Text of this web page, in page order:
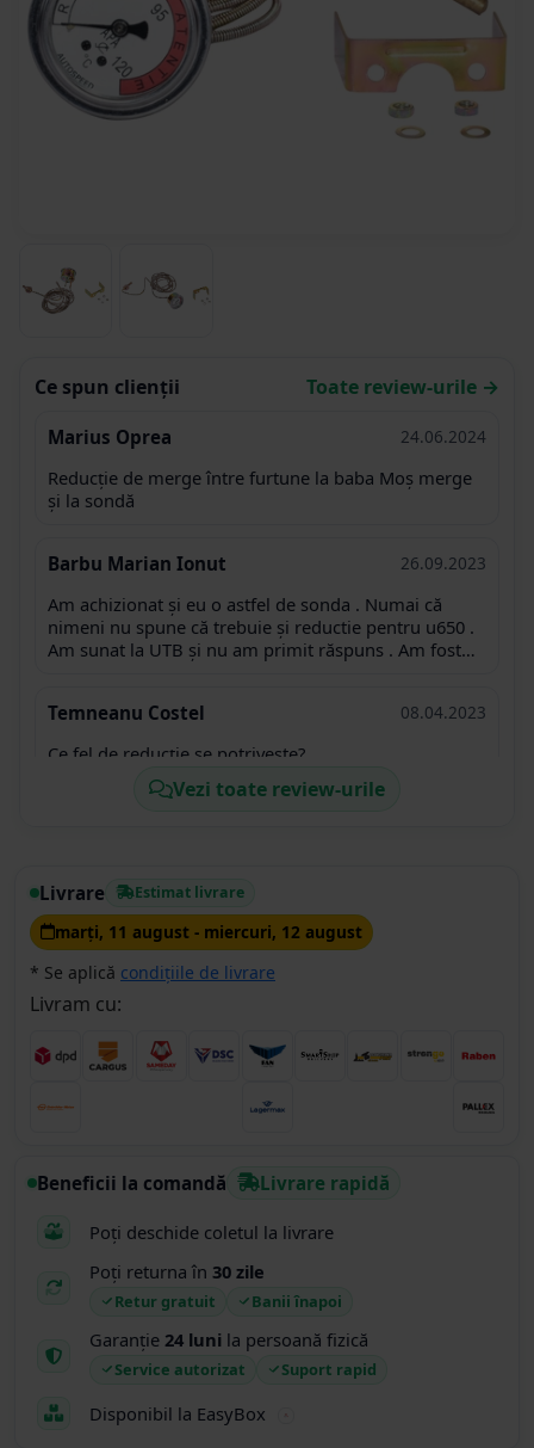
Ce spun clienții Toate review-urile →
Marius Oprea 24.06.2024
Reducție de merge între furtune la baba Moș merge
și la sondă
Barbu Marian Ionut 26.09.2023
Am achizionat și eu o astfel de sonda . Numai că
nimeni nu spune că trebuie și reductie pentru u650 .
Am sunat la UTB și nu am primit răspuns . Am fost
specificații de cât este filetul , ce pas are . Păcat .
chiuloasa și M18 la sonda de temperatura .
Temneanu Costel 08.04.2023
Ce fel de reducție se potrivește?
introduceți și o reductie de prins pe chiuloasă in
pachet!!
Vezi toate review-urile
Livrare Estimat livrare
marţi, 11 august - miercuri, 12 august
* Se aplică condițiile de livrare
Livram cu:
Beneficii la comandă Livrare rapidă
Poți deschide coletul la livrare
Poți returna în 30 zile
Retur gratuit Banii înapoi
Garanție 24 luni la persoană fizică
Service autorizat Suport rapid
Disponibil la EasyBox